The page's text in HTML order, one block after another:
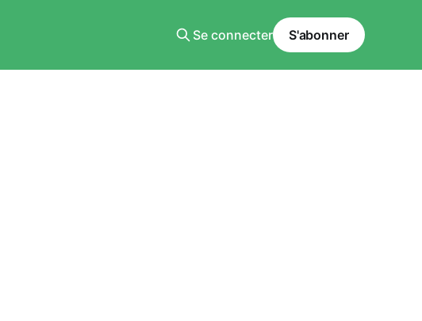
Se connecter S'abonner